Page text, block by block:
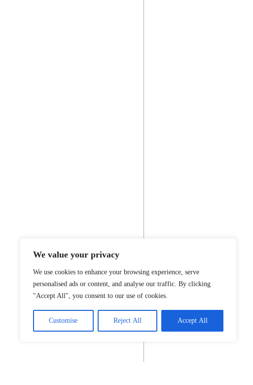
We value your privacy
We use cookies to enhance your browsing experience, serve
personalised ads or content, and analyse our traffic. By clicking
"Accept All", you consent to our use of cookies.
Customise Reject All Accept All